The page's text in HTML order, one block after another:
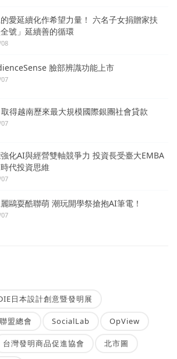
愛延續化作希望力量！ 六名子女捐贈家扶
全號」延續善的循環
臉部辨識功能上市
得越南歷來最大規模國際銀團社會貸款
化AI與經營雙軸競爭力 投資長受臺大EMBA
代投資思維
鷗耍酷聯萌 潮玩開學祭搶抱AI筆電！
日本設計創意暨發明展
盟總會 SocialLab OpView
台灣發明商品促進協會 北市圖